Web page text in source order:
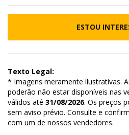
ESTOU
Texto Legal:
* Imagens meramente ilustrativas.
poderão não estar disponíveis nas
válidos até 31/08/2026. Os preços
sem aviso prévio. Consulte e
com um de nossos vendedores.